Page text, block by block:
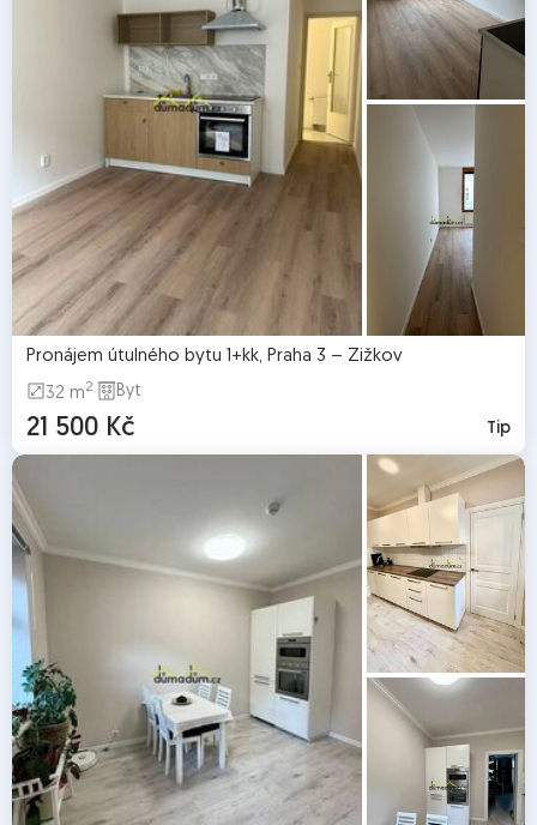
Pronájem útulného bytu 1+kk, Praha 3 – Žižkov
32 m2 Byt
21 500 Kč Tip